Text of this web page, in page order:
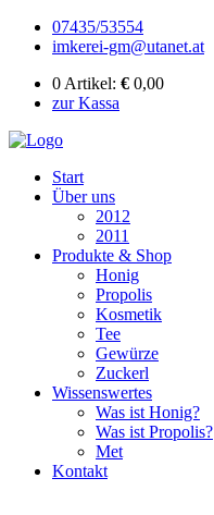
07435/53554
imkerei-gm@utanet.at
0 Artikel: € 0,00
zur Kassa
Start
Über uns
2012
2011
Produkte & Shop
Honig
Propolis
Kosmetik
Tee
Gewürze
Zuckerl
Wissenswertes
Was ist Honig?
Was ist Propolis?
Met
Kontakt